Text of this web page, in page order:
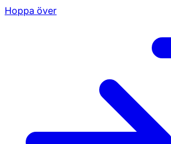
Hoppa över